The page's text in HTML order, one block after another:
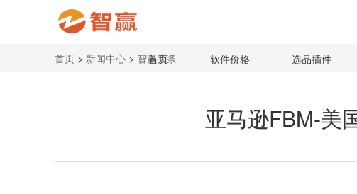
首页 软件价格 选品插件
首页 > 新闻中心 > 智赢头条
亚马逊FBM-美